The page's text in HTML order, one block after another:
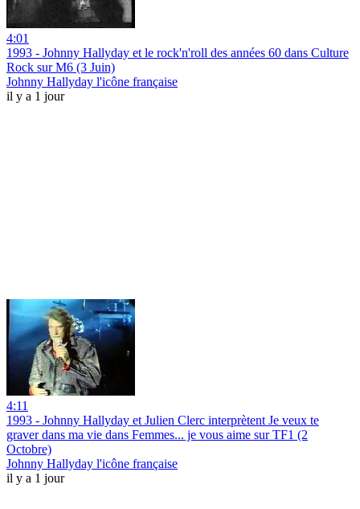
4:01
1993 - Johnny Hallyday et le rock'n'roll des années 60 dans Culture
Rock sur M6 (3 Juin)
Johnny Hallyday l'icône française
il y a 1 jour
4:11
1993 - Johnny Hallyday et Julien Clerc interprètent Je veux te
graver dans ma vie dans Femmes... je vous aime sur TF1 (2
Octobre)
Johnny Hallyday l'icône française
il y a 1 jour